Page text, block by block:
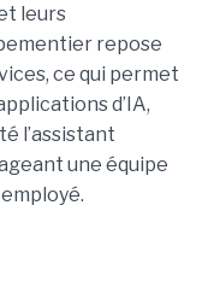
leurs
repose
ce qui permet
d’IA,
l’assistant
une équipe